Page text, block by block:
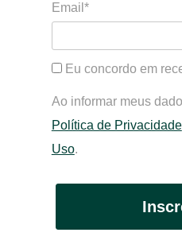
Email*
Eu concordo em
Ao informar meus
Política de Privacidade
Uso.